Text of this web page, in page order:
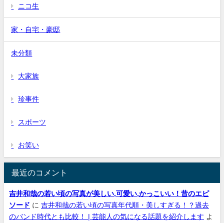
ニコ生
家・自宅・豪邸
未分類
大家族
珍事件
スポーツ
お笑い
最近のコメント
吉井和哉の若い頃の写真が美しい,可愛い,かっこいい！昔のエピ
ソード に 吉井和哉の若い頃の写真年代順・美しすぎる！？過去
のバンド時代とも比較！ | 芸能人の気になる話題を紹介します よ